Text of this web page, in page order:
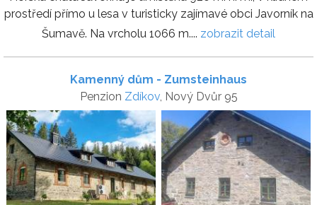
prostředí přímo u lesa v turisticky zajímavé obci Javorník na
Šumavě. Na vrcholu 1066 m.... zobrazit detail
Kamenný dům - Zumsteinhaus
Penzion Zdíkov, Nový Dvůr 95